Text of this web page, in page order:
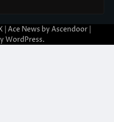
| Ace News by Ascendoor|
WordPress.